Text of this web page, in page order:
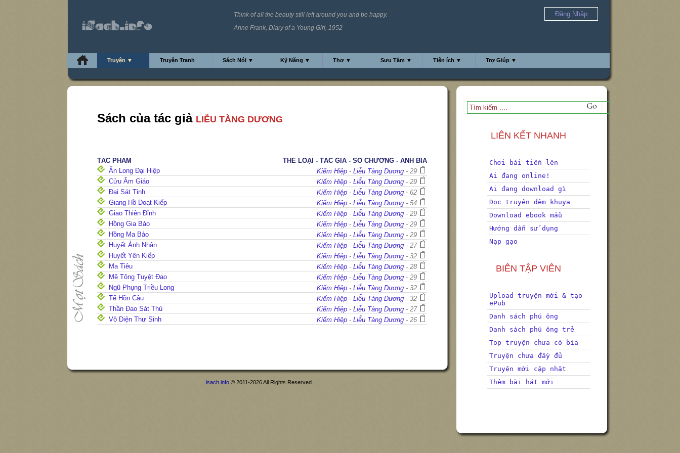
Think of all the beauty still left around you and be happy.
Anne Frank, Diary of a Young Girl, 1952
Đăng Nhập
Truyện ▼ Truyện Tranh Sách Nói ▼ Kỹ Năng ▼ Thơ ▼ Sưu Tầm ▼ Tiện ích ▼ Trợ Giúp ▼
LIÊN KẾT NHANH
Chơi bài tiến lên
Ai đang online!
Ai đang download gì
Đọc truyện đêm khuya
Download ebook mẫu
Hướng dẫn sử dụng
Nạp gạo
BIÊN TẬP VIÊN
Upload truyện mới & tạo
ePub
Danh sách phú ông
Danh sách phú ông trẻ
Top truyện chưa có bìa
Truyện chưa đầy đủ
Truyện mới cập nhật
Thêm bài hát mới
Sách của tác giả LIỄU TÀNG DƯƠNG
TÁC PHẨM
THỂ LOẠI - TÁC GIẢ - SỐ CHƯƠNG - ẢNH BÌA
Ẩn Long Đại Hiệp
Kiếm Hiệp - Liễu Tàng Dương - 29
Cửu Âm Giáo
Kiếm Hiệp - Liễu Tàng Dương - 29
Đại Sát Tinh
Kiếm Hiệp - Liễu Tàng Dương - 62
Giang Hồ Đoạt Kiếp
Kiếm Hiệp - Liễu Tàng Dương - 54
Giao Thiên Đỉnh
Kiếm Hiệp - Liễu Tàng Dương - 29
Hồng Gia Bảo
Kiếm Hiệp - Liễu Tàng Dương - 29
Hồng Ma Bảo
Kiếm Hiệp - Liễu Tàng Dương - 29
Huyết Ảnh Nhân
Kiếm Hiệp - Liễu Tàng Dương - 27
Huyết Yên Kiếp
Kiếm Hiệp - Liễu Tàng Dương - 32
Ma Tiêu
Kiếm Hiệp - Liễu Tàng Dương - 28
Mê Tông Tuyệt Đao
Kiếm Hiệp - Liễu Tàng Dương - 29
Ngũ Phụng Triều Long
Kiếm Hiệp - Liễu Tàng Dương - 32
Tế Hồn Câu
Kiếm Hiệp - Liễu Tàng Dương - 32
Thần Đao Sát Thủ
Kiếm Hiệp - Liễu Tàng Dương - 27
Vô Diện Thư Sinh
Kiếm Hiệp - Liễu Tàng Dương - 26
isach.info © 2011-2026 All Rights Reserved.